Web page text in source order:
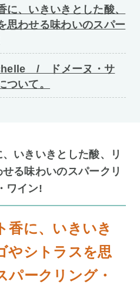
に、いきいきとした酸、
思わせる味わいのスパー
/ ドメーヌ・サ
いて。
いきいきとした酸、リ
る味わいのスパークリ
ワイン!
香に、いきいき
やシトラスを思
パークリング・